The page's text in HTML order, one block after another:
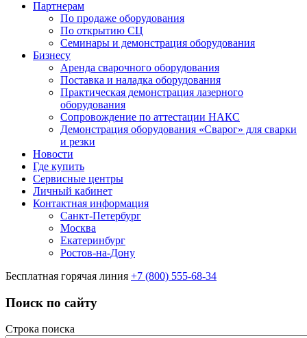
Партнерам
По продаже оборудования
По открытию СЦ
Семинары и демонстрация оборудования
Бизнесу
Аренда сварочного оборудования
Поставка и наладка оборудования
Практическая демонстрация лазерного
оборудования
Сопровождение по аттестации НАКС
Демонстрация оборудования «Сварог» для сварки
и резки
Новости
Где купить
Сервисные центры
Личный кабинет
Контактная информация
Санкт-Петербург
Москва
Екатеринбург
Ростов-на-Дону
Бесплатная горячая линия +7 (800) 555-68-34
Поиск по сайту
Строка поиска